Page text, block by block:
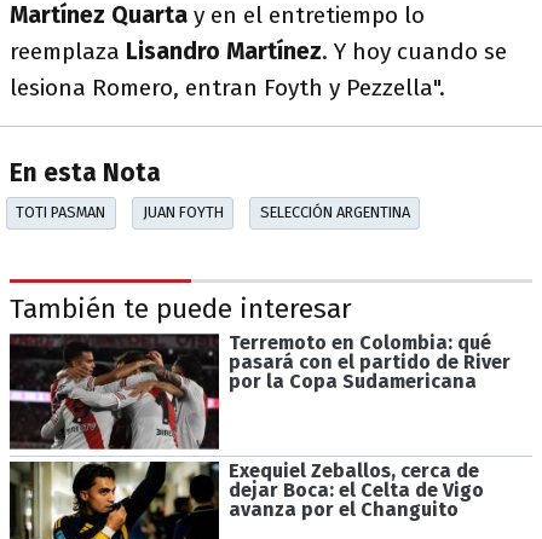
Martínez Quarta y en el entretiempo lo
reemplaza Lisandro Martínez. Y hoy cuando se
lesiona Romero, entran Foyth y Pezzella".
En esta Nota
TOTI PASMAN JUAN FOYTH SELECCIÓN ARGENTINA
También te puede interesar
Terremoto en Colombia: qué
pasará con el partido de River
por la Copa Sudamericana
Exequiel Zeballos, cerca de
dejar Boca: el Celta de Vigo
avanza por el Changuito